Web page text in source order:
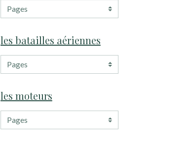
les batailles aériennes
les moteurs